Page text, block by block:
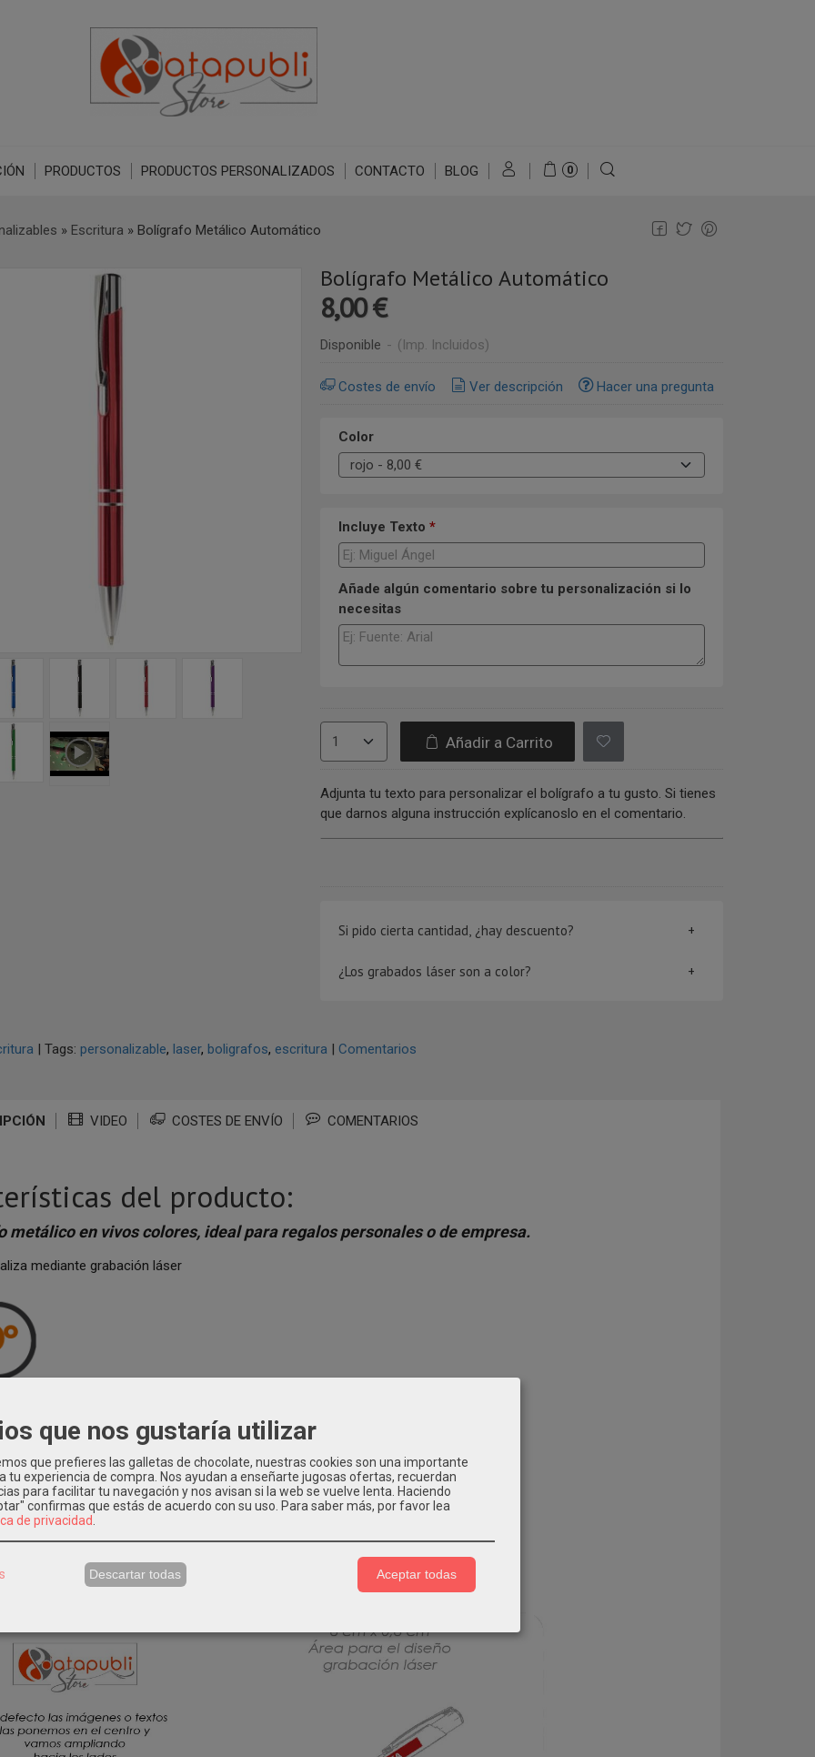
PRODUCTOS PRODUCTOS PERSONALIZADOS CONTACTO BLOG 0
» Escritura » Bolígrafo Metálico Automático
Bolígrafo Metálico Automático
8,00 €
Disponible - (Imp. Incluidos)
Costes de envío Ver descripción Hacer una pregunta
Color
Incluye Texto *
Añade algún comentario sobre tu personalización si lo
necesitas
Añadir a Carrito
Adjunta tu texto para personalizar el bolígrafo a tu gusto. Si tienes
que darnos alguna instrucción explícanoslo en el comentario.
Si pido cierta cantidad, ¿hay descuento?
¿Los grabados láser son a color?
| Tags: personalizable laser boligrafos escritura | Comentarios
VIDEO COSTES DE ENVÍO COMENTARIOS
del producto:
metálico en vivos colores, ideal para regalos personales o de empresa.
mediante grabación láser
Azul
13,50 cm
Metal
que nos gustaría utilizar
que prefieres las galletas de chocolate, nuestras cookies son una importante
tu experiencia de compra. Nos ayudan a enseñarte jugosas ofertas, recuerdan
para facilitar tu navegación y nos avisan si la web se vuelve lenta. Haciendo
confirmas que estás de acuerdo con su uso. Para saber más, por favor lea
de privacidad
Descartar todas Aceptar todas